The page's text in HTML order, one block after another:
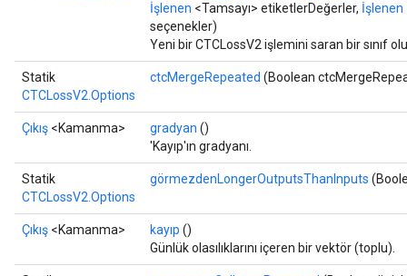
İşlenen <Tamsayı> etiketlerDeğerler, İşlenen
seçenekler)
Yeni bir CTCLossV2 işlemini saran bir sınıf
Statik
CTCLossV2.Options
ctcMergeRepeated (Boolean
Çıkış <Kamanma> gradyan ()
'Kayıp'ın gradyanı.
Statik
CTCLossV2.Options
görmezdenLongerOutputsThanInputs
Çıkış <Kamanma> kayıp ()
Günlük olasılıklarını içeren bir vektör (toplu).